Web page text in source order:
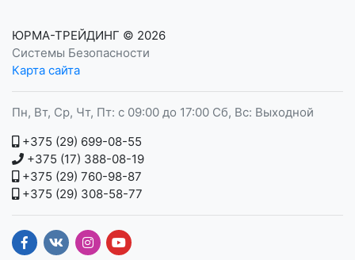
ЮРМА-ТРЕЙДИНГ © 2026
Системы Безопасности
Карта сайта
Пн, Вт, Ср, Чт, Пт: с 09:00 до 17:00 Сб, Вс: Выходной
+375 (29) 699-08-55
+375 (17) 388-08-19
+375 (29) 760-98-87
+375 (29) 308-58-77